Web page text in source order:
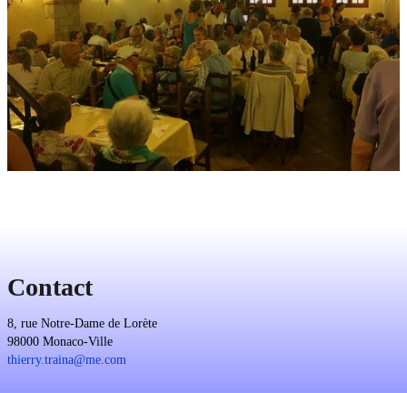
Contact
8, rue Notre-Dame de Lorète
98000 Monaco-Ville
thierry.traina@me.com